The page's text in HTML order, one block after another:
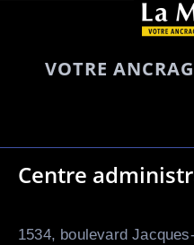
VOTRE
Centre
1534, boulevard